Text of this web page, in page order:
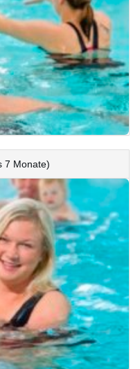
7 Monate)